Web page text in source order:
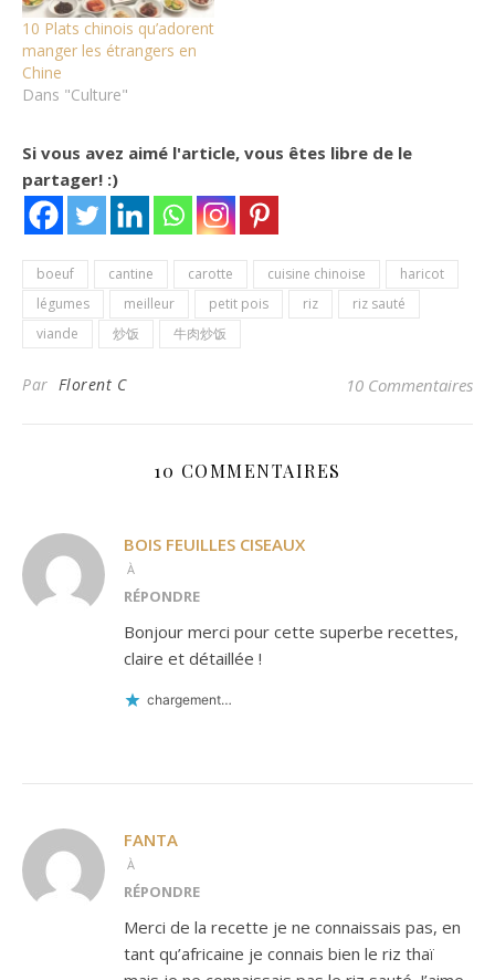
10 Plats chinois qu’adorent
manger les étrangers en
Chine
Dans "Culture"
Si vous avez aimé l'article, vous êtes libre de le
partager! :)
boeuf cantine carotte cuisine chinoise
haricot
légumes
meilleur petit pois riz
riz sauté
viande
炒饭 牛肉炒饭
Par Florent C 10 Commentaires
10 COMMENTAIRES
BOIS FEUILLES CISEAUX
À
RÉPONDRE
Bonjour merci pour cette superbe recettes,
claire et détaillée !
chargement…
FANTA
À
RÉPONDRE
Merci de la recette je ne connaissais pas, en
tant qu’africaine je connais bien le riz thaï